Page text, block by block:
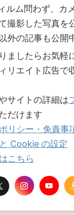
ルム問わず、カ
撮影した写真を
外の記事も公開
ましたらお気軽
リエイト広告で
サイトの詳細は
だけます
リシー・免責事
Cookie の設定
こちら